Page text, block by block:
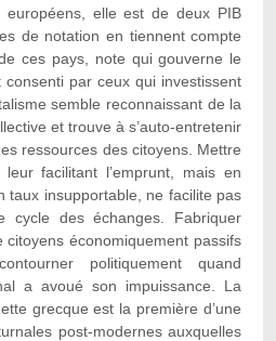
européens, elle est de deux PIB
de notation en tiennent compte
ces pays, note qui gouverne le
consenti par ceux qui investissent
semble reconnaissant de la
et trouve à s’auto-entretenir
ressources des citoyens. Mettre
facilitant l’emprunt, mais en
taux insupportable, ne facilite pas
cycle des échanges. Fabriquer
citoyens économiquement passifs
politiquement quand
a avoué son impuissance. La
grecque est la première d’une
post-modernes auxquelles